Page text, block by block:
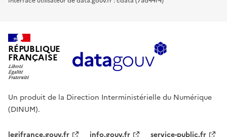
RÉPUBLIQUE
FRANÇAISE
Un produit de la Direction Interministérielle du Numérique
(DINUM).
legifrance.gouv.fr info.gouv.fr service-public.fr